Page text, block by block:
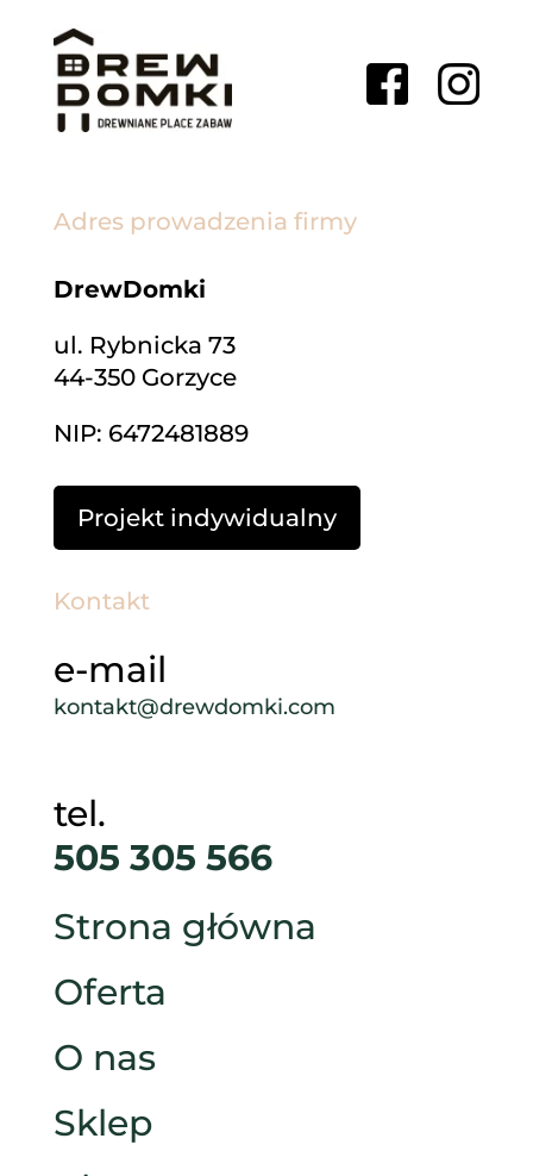
Adres prowadzenia firmy
DrewDomki
ul. Rybnicka 73
44-350 Gorzyce
NIP: 6472481889
Projekt indywidualny
Kontakt
e-mail
kontakt@drewdomki.com
tel.
505 305 566
Strona główna
Oferta
O nas
Sklep